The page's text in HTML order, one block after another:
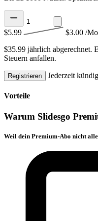
$5.99 $3.00 /
$35.99 jährlich abgerechnet.
Steuern anfallen.
Registrieren Jederzeit
Vorteile
Warum Slidesgo
Weil dein Premium-Abo nicht